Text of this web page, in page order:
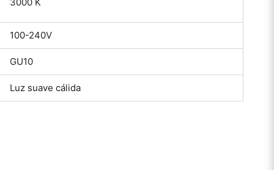
100-240V
GU10
Luz suave cálida